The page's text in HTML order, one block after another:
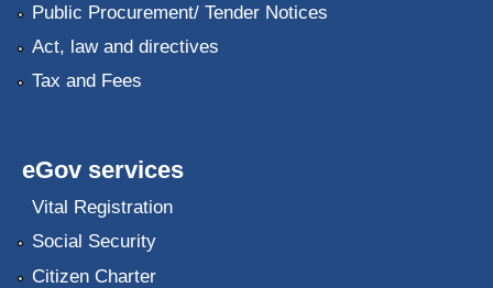
Public Procurement/ Tender Notices
Act, law and directives
Tax and Fees
eGov services
Vital Registration
Social Security
Citizen Charter